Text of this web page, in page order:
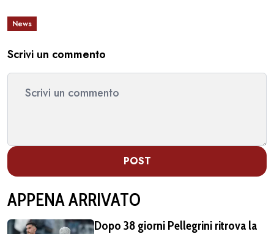
News
Scrivi un commento
POST
APPENA ARRIVATO
Dopo 38 giorni Pellegrini ritrova la